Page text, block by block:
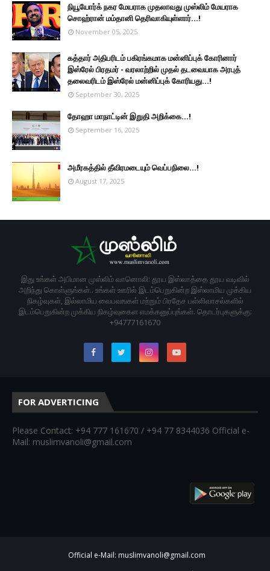
நியூயோர்க் நகர மேயராக முதலாவது முஸ்லிம் மேயராக
சொஹ்ரான் மம்தானி தெரிவாகியுள்ளார்...!
November 05, 2025
கத்தார் அதிபரிடம் பகிரங்கமாக மன்னிப்புக் கோரினார்
இஸ்ரேல் பிரதமர் - வரலாற்றில் முதல் தடவையாக அரபுத்
தலைவரிடம் இஸ்ரேல் மன்னிப்புக் கோரியது...!
September 30, 2025
தோஹா மாநாட்டின் இறுதி அறிக்கை...!
September 16, 2025
அமீரகத்தில் தீவிரமடையும் வெப்பநிலை...!
August 17, 2025
இது உங்கள் அபிமான முஸ்லிம் வானொலி: தூய இஸ்லாத்தை தூய வடிவில்
அறிந்து கொள்ளுங்கள்.. உங்கள் ஊரில் இடம்பெறுகின்ற இஸ்லாமிய முக்கிய
நிகழ்வுகள், இல்லாமிய வைபவஙகள் மற்றும் பிரதேச பள்ளிவாசல்களில்
இடம்பெறுகின்ற முக்கிய நிகழ்வுகைள எமக்கனுப்புங்கள். தொடர்புகளுக்கு:
+94777161670
FOR ADVERTICING
Please Contact: +94 777 161670 / +94 77 8344036 Official e-
Mail: muslimvanoli@gmail.com
Official e-Mail: muslimvanoli@gmail.com